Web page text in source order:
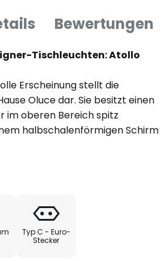
Bewertungen
Tischleuchten: Atollo
Erscheinung stellt die
Oluce dar. Sie besitzt einen
im oberen Bereich spitz
halbschalenförmigen Schirm
mit dem Fuß bildet.
Leuchtenschirm wird das
Akzentuierung der
und indirekten Lichtabgabe
Typ C - Euro-
Stecker